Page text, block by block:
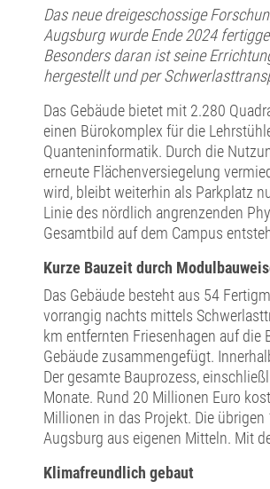
Das neue dreigeschossige
Augsburg wurde Ende 2024
Besonders daran ist seine
hergestellt und per
Das Gebäude bietet mit 2.280
einen Bürokomplex für die
Quanteninformatik. Durch die
erneute Flächenversiegelung
wird, bleibt weiterhin als Parkplatz
Linie des nördlich angrenzenden
Gesamtbild auf dem Campus
Kurze Bauzeit durch
Das Gebäude besteht aus 54
vorrangig nachts mittels
km entfernten Friesenhagen auf
Gebäude zusammengefügt.
Der gesamte Bauprozess,
Monate. Rund 20 Millionen Euro
Millionen in das Projekt. Die
Augsburg aus eigenen Mitteln. Mit
Klimafreundlich gebaut